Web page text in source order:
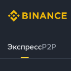
ЭкспрессP2P